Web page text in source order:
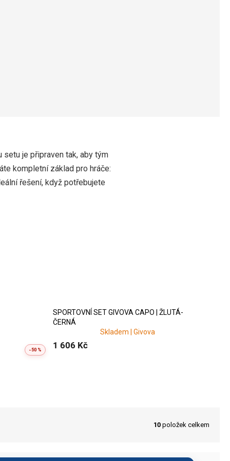
je připraven tak, aby tým
kompletní základ pro hráče:
řešení, když potřebujete
-50 %
SPORTOVNÍ SET GIVOVA CAPO | ŽLUTÁ-
ČERNÁ
Skladem | Givova
1 606 Kč
10 položek celkem